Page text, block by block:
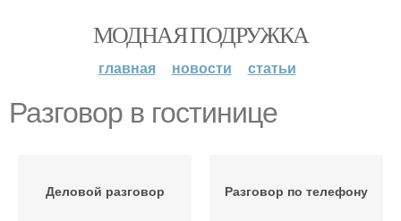
МОДНАЯ ПОДРУЖКА
главная новости статьи
Разговор в гостинице
Деловой разговор Разговор по телефону